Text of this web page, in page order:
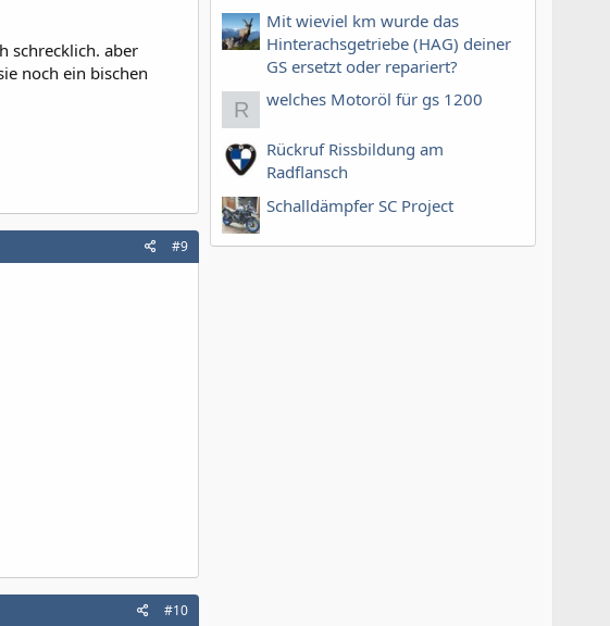
schrecklich. aber
noch ein bischen
#9
#10
Mit wieviel km wurde das
Hinterachsgetriebe (HAG) deiner
GS ersetzt oder repariert?
R welches Motoröl für gs 1200
Rückruf Rissbildung am
Radflansch
Schalldämpfer SC Project